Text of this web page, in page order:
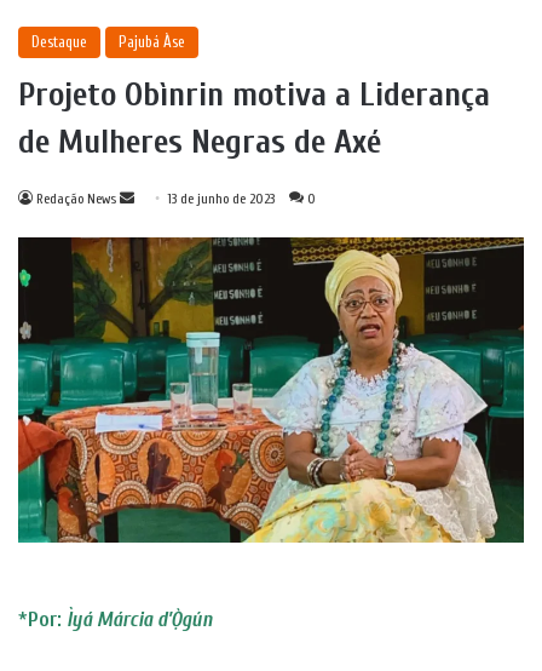
Destaque Pajubá Àse
Projeto Obìnrin motiva a Liderança
de Mulheres Negras de Axé
Redação News
Mande
mail
13 de junho de 2023 0
*Por: Ìyá Márcia d’Ọ̀gún